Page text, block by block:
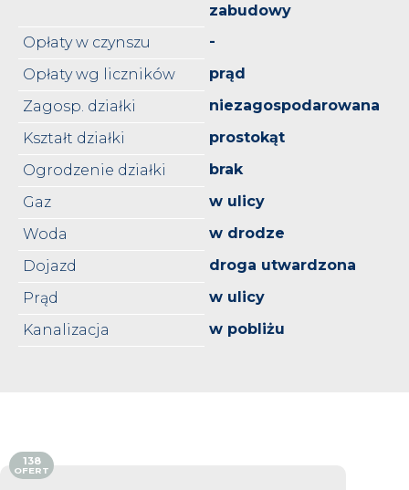
zabudowy
Opłaty w czynszu
-
Opłaty wg liczników
prąd
Zagosp. działki
niezagospodarowana
Kształt działki
prostokąt
Ogrodzenie działki
brak
Gaz
w ulicy
Woda
w drodze
Dojazd
droga utwardzona
Prąd
w ulicy
Kanalizacja
w pobliżu
138
OFERT